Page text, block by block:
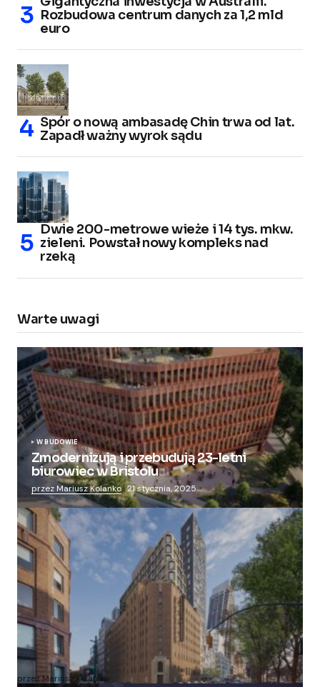
Rozbudowa centrum danych za 1,2 mld
euro
Spór o nową ambasadę Chin trwa od lat.
Zapadł ważny wyrok sądu
Dwie 200-metrowe wieże i 14 tys. mkw.
zieleni. Powstał nowy kompleks nad
rzeką
Warte uwagi
W BUDOWIE
Zmodernizują i przebudują 23-letni
biurowiec w Bristolu
przez Mariusz Kolanko 21 stycznia, 2025
Zmieniają więzienie dla kobiet w nowoczesny
apartamentowiec
przez Mariusz Kolanko 20 lipca, 2024